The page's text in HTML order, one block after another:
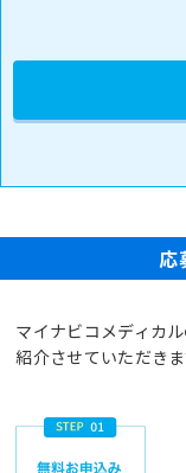
応
マイナビコメディカ
紹介させていただきま